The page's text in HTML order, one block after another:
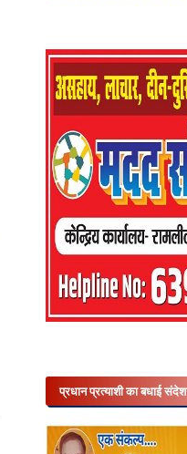
प्रधान प्रत्याशी का बधाई संदेश